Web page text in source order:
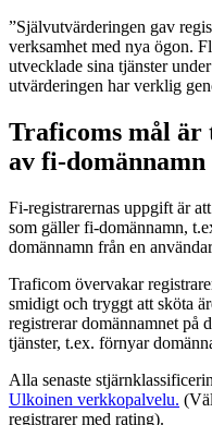
”Självutvärderingen gav
verksamhet med nya ögon.
utvecklade sina tjänster
utvärderingen har verklig
Traficoms mål
av fi-domännamn
Fi-registrarernas uppgift är
som gäller fi-domännamn,
domännamn från en
Traficom övervakar
smidigt och tryggt att sköta
registrerar domännamnet på
tjänster, t.ex. förnyar
Alla senaste
Ulkoinen verkkopalvelu.
registrarer med rating).